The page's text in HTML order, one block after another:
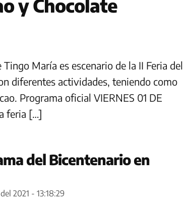
y Chocolate
María es escenario de la II Feria del
diferentes actividades, teniendo como
Programa oficial VIERNES 01 DE
feria […]
del Bicentenario en
2021 - 13:18:29